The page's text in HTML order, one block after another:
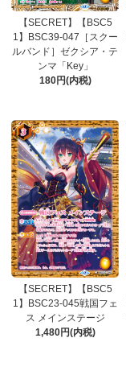
【SECRET】【BSC5
1】BSC39-047［スクー
ルバンド］ゼクシア・テ
ンマ「Key」
180円(内税)
【SECRET】【BSC5
1】BSC23-045戦国フェ
ス メインステージ
1,480円(内税)